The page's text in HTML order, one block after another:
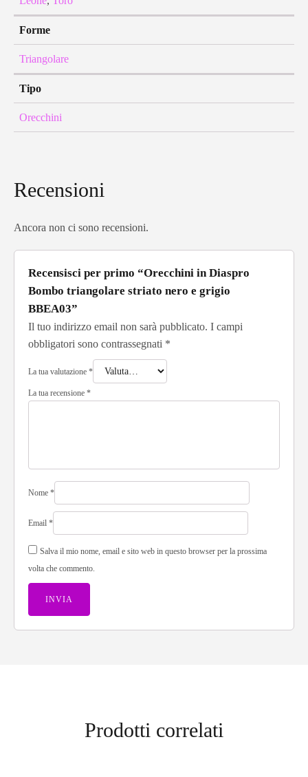
Forme
Triangolare
Tipo
Orecchini
Recensioni
Ancora non ci sono recensioni.
Recensisci per primo “Orecchini in Diaspro
Bombo triangolare striato nero e grigio
BBEA03”
Il tuo indirizzo email non sarà pubblicato. I campi
obbligatori sono contrassegnati *
La tua valutazione *
La tua recensione *
Nome *
Email *
Salva il mio nome, email e sito web in questo browser per la prossima
volta che commento.
Prodotti correlati